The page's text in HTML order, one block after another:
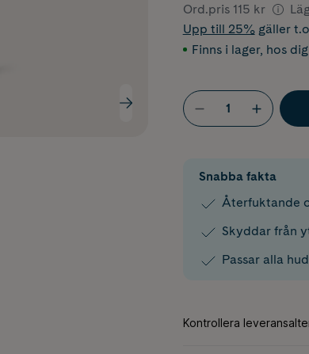
Ord.pris 115 kr
Upp till 25% gäller
Finns i lager, hos
Snabba fakta
Återfuktande
Skyddar från
Passar alla